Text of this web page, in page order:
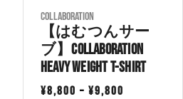
COLLABORATION
【はむつんサー
ブ】Collaboration
Heavy Weight T-Shirt
¥8,800 – ¥9,800